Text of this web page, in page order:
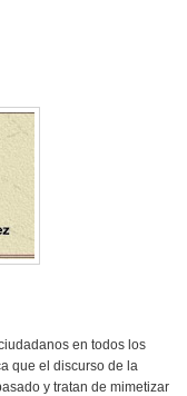
en todos los
que el discurso de la
y tratan de mimetizar